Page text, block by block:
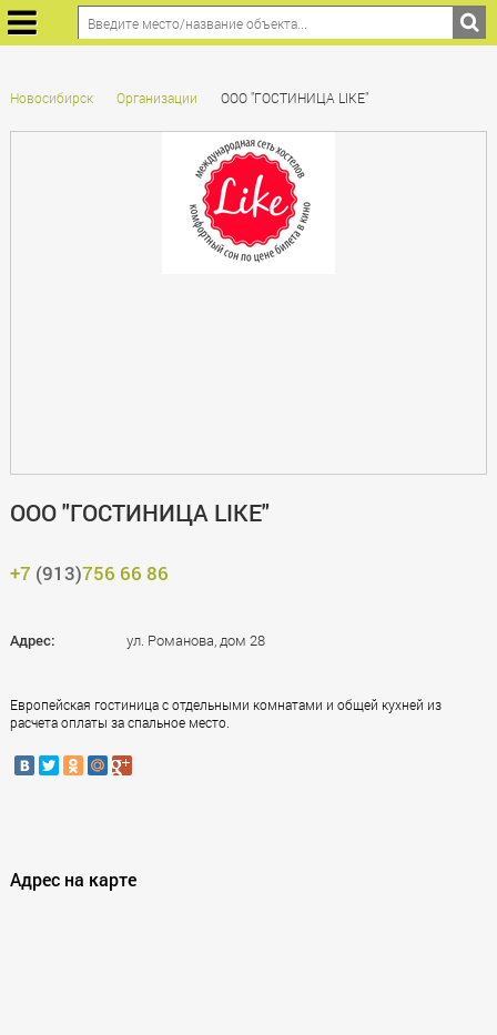
Новосибирск Организации ООО "ГОСТИНИЦА LIKE"
ООО "ГОСТИНИЦА LIKE"
+7 (913)756 66 86
Адрес: ул. Романова, дом 28
Европейская гостиница с отдельными комнатами и общей кухней из
расчета оплаты за спальное место.
Адрес на карте